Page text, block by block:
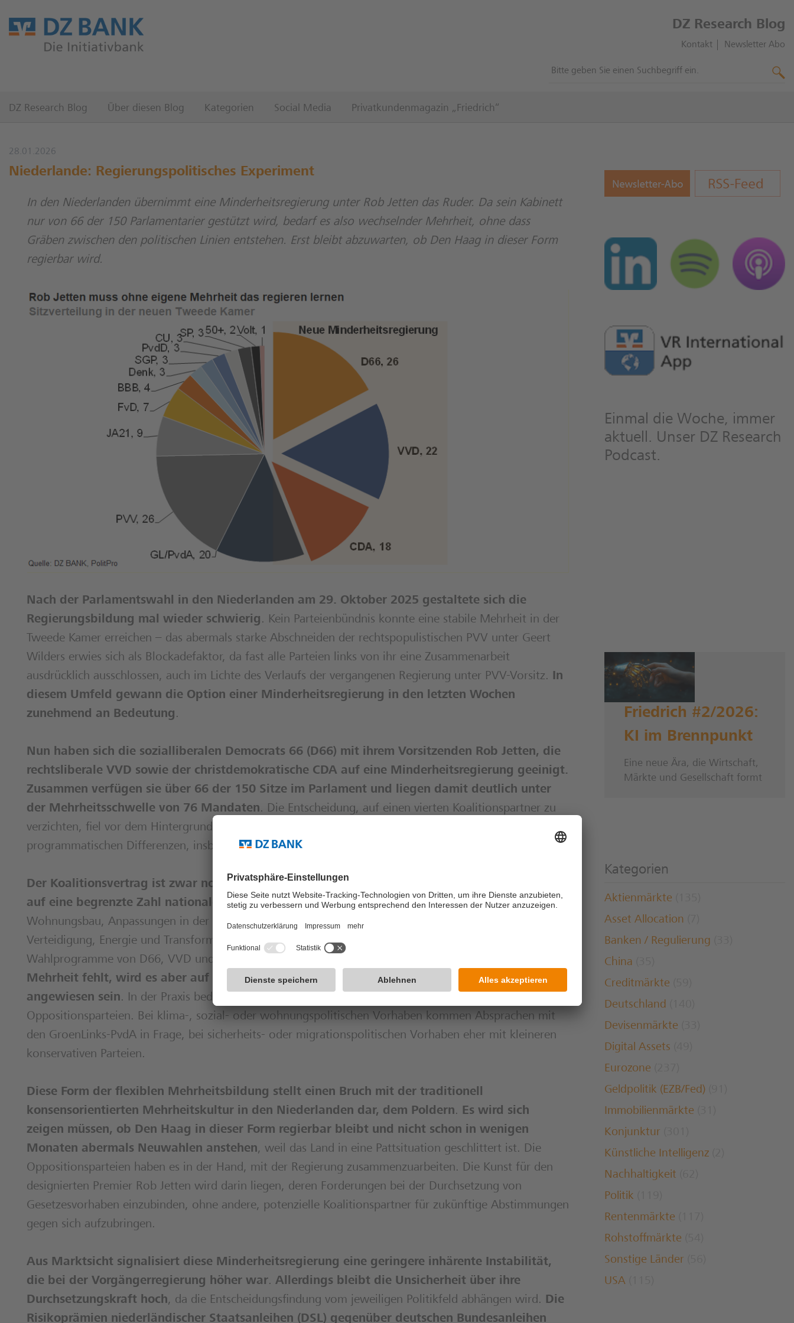
DZ Research Blog
Kontakt Newsletter Abo
DZ Research Blog Über diesen Blog Kategorien Social Media Privatkundenmagazin „Friedrich“
28.01.2026
Niederlande: Regierungspolitisches Experiment
In den Niederlanden übernimmt eine Minderheitsregierung unter Rob Jetten das Ruder. Da sein Kabinett
nur von 66 der 150 Parlamentarier gestützt wird, bedarf es also wechselnder Mehrheit, ohne dass
Gräben zwischen den politischen Linien entstehen. Erst bleibt abzuwarten, ob Den Haag in dieser Form
regierbar wird.
Nach der Parlamentswahl in den Niederlanden am 29. Oktober 2025 gestaltete sich die
Regierungsbildung mal wieder schwierig. Kein Parteienbündnis konnte eine stabile Mehrheit in der
Tweede Kamer erreichen – das abermals starke Abschneiden der rechtspopulistischen PVV unter Geert
Wilders erwies sich als Blockadefaktor, da fast alle Parteien links von ihr eine Zusammenarbeit
ausdrücklich ausschlossen, auch im Lichte des Verlaufs der vergangenen Regierung unter PVV-Vorsitz. In
diesem Umfeld gewann die Option einer Minderheitsregierung in den letzten Wochen
zunehmend an Bedeutung.
Nun haben sich die sozialliberalen Democrats 66 (D66) mit ihrem Vorsitzenden Rob Jetten, die
rechtsliberale VVD sowie der christdemokratische CDA auf eine Minderheitsregierung geeinigt.
Zusammen verfügen sie über 66 der 150 Sitze im Parlament und liegen damit deutlich unter
der Mehrheitsschwelle von 76 Mandaten. Die Entscheidung, auf einen vierten Koalitionspartner zu
verzichten, fiel vor dem Hintergrund gescheiterter Gespräche mit kleineren Parteien aufgrund von
programmatischen Differenzen, insbesondere in der Migrations- und Rechtsstaatspolitik.
Der Koalitionsvertrag ist zwar noch nicht veröffentlicht, konzentriert sich inhaltlich wohl aber
auf eine begrenzte Zahl nationaler Prioritäten. Dazu zählen innere und äußere Sicherheit, der
Wohnungsbau, Anpassungen in der Migrationspolitik sowie öffentliche Investitionen, unter anderem in
Verteidigung, Energie und Transformation. Diese Schwerpunkte spiegeln zentrale Elemente der
Wahlprogramme von D66, VVD und CDA wider.
Mehrheit fehlt, wird es aber auf wechselnde Mehrheiten zur Durchführung ihrer Politik
angewiesen sein. In der Praxis bedeutet dies eine themenbezogene Zusammenarbeit mit
Oppositionsparteien. Bei klima-, sozial- oder wohnungspolitischen Vorhaben kommen Absprachen mit
den GroenLinks-PvdA in Frage, bei sicherheits- oder migrationspolitischen Vorhaben eher mit kleineren
konservativen Parteien.
Diese Form der flexiblen Mehrheitsbildung stellt einen Bruch mit der traditionell
konsensorientierten Mehrheitskultur in den Niederlanden dar, dem Poldern. Es wird sich
zeigen müssen, ob Den Haag in dieser Form regierbar bleibt und nicht schon in wenigen
Monaten abermals Neuwahlen anstehen, weil das Land in eine Pattsituation geschlittert ist. Die
Oppositionsparteien haben es in der Hand, mit der Regierung zusammenzuarbeiten. Die Kunst für den
designierten Premier Rob Jetten wird darin liegen, deren Forderungen bei der Durchsetzung von
Gesetzesvorhaben einzubinden, ohne andere, potenzielle Koalitionspartner für zukünftige Abstimmungen
gegen sich aufzubringen.
Aus Marktsicht signalisiert diese Minderheitsregierung eine geringere inhärente Instabilität,
die bei der Vorgängerregierung höher war. Allerdings bleibt die Unsicherheit über ihre
Durchsetzungskraft hoch, da die Entscheidungsfindung vom jeweiligen Politikfeld abhängen wird. Die
Risikoprämien niederländischer Staatsanleihen (DSL) gegenüber deutschen Bundesanleihen
Einmal die Woche, immer
aktuell. Unser DZ Research
Podcast.
Friedrich #2/2026:
KI im Brennpunkt
Eine neue Ära, die Wirtschaft,
Märkte und Gesellschaft formt
Kategorien
Aktienmärkte
Asset Allocation
Banken / Regulierung
China
Creditmärkte
Deutschland
Devisenmärkte
Digital Assets
Eurozone
Geldpolitik (EZB/Fed)
Immobilienmärkte
Konjunktur
Künstliche Intelligenz
Nachhaltigkeit
Politik
Rentenmärkte
Rohstoffmärkte
Sonstige Länder
USA